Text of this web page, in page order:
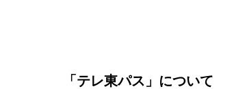
「テレ東パス」について